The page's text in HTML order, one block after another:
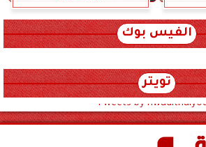
الفيس بوك
تويتر
Tweets by